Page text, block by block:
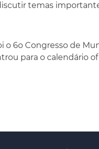
temas
6o Congresso de
para o calendário